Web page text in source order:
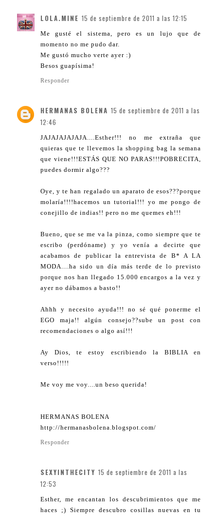
LOLA.MINE 15 de septiembre de 2011 a las 12:15
Me gusté el sistema, pero es un lujo que de
momento no me pudo dar.
Me gustó mucho verte ayer :)
Besos guapísima!
Responder
HERMANAS BOLENA 15 de septiembre de 2011 a las
12:46
JAJAJAJAJAJA....Esther!!! no me extraña que
quieras que te llevemos la shopping bag la semana
que viene!!!ESTÁS QUE NO PARAS!!!POBRECITA,
puedes dormir algo???
Oye, y te han regalado un aparato de esos???porque
molaría!!!!hacemos un tutorial!!! yo me pongo de
conejillo de indias!! pero no me quemes eh!!!
Bueno, que se me va la pinza, como siempre que te
escribo (perdóname) y yo venía a decirte que
acabamos de publicar la entrevista de B* A LA
MODA....ha sido un día más terde de lo previsto
porque nos han llegado 15.000 encargos a la vez y
ayer no dábamos a basto!!
Ahhh y necesito ayuda!!! no sé qué ponerme el
EGO maja!! algún consejo??sube un post con
recomendaciones o algo así!!!
Ay Dios, te estoy escribiendo la BIBLIA en
verso!!!!!
Me voy me voy....un beso querida!
HERMANAS BOLENA
http://hermanasbolena.blogspot.com/
Responder
SEXYINTHECITY 15 de septiembre de 2011 a las
12:53
Esther, me encantan los descubrimientos que me
haces ;) Siempre descubro cosillas nuevas en tu